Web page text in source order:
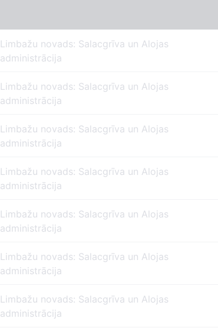
Limbažu novads: Salacgrīva un Alojas
administrācija
Limbažu novads: Salacgrīva un Alojas
administrācija
Limbažu novads: Salacgrīva un Alojas
administrācija
Limbažu novads: Salacgrīva un Alojas
administrācija
Limbažu novads: Salacgrīva un Alojas
administrācija
Limbažu novads: Salacgrīva un Alojas
administrācija
Limbažu novads: Salacgrīva un Alojas
administrācija